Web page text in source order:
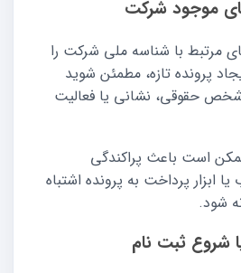
مرتبط با شناسه ملی شرکت را
پرونده تازه، مطمئن شوید
حقوقی، نشانی یا فعالیت
است باعث پراکندگی
ابزار پرداخت به پرونده اشتباه
شود.